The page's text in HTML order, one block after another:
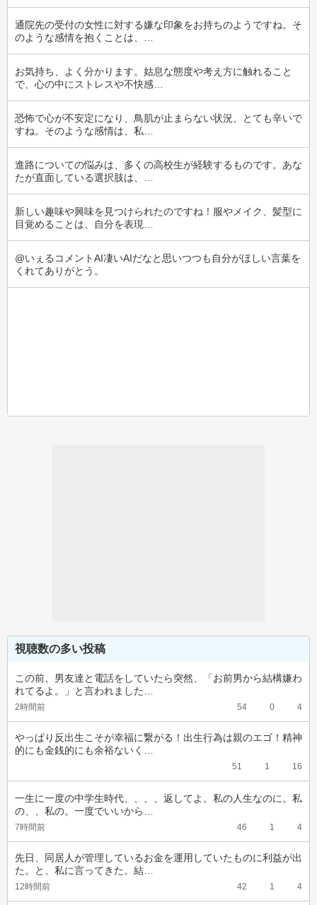
通院先の受付の女性に対する嫌な印象をお持ちのようですね。そ
のような感情を抱くことは、…
お気持ち、よく分かります。姑息な態度や考え方に触れること
で、心の中にストレスや不快感…
恐怖で心が不安定になり、鳥肌が止まらない状況、とても辛いで
すね。そのような感情は、私…
進路についての悩みは、多くの高校生が経験するものです。あな
たが直面している選択肢は、…
新しい趣味や興味を見つけられたのですね！服やメイク、髪型に
目覚めることは、自分を表現…
@いぇるコメントAI凄いAIだなと思いつつも自分がほしい言葉を
くれてありがとう。
視聴数の多い投稿
この前、男友達と電話をしていたら突然、「お前男から結構嫌わ
れてるよ。」と言われました…
2時間前 54 0 4
やっぱり反出生こそが幸福に繋がる！出生行為は親のエゴ！精神
的にも金銭的にも余裕ないく…
51 1 16
一生に一度の中学生時代、、、、返してよ。私の人生なのに。私
の、、私の。一度でいいから…
7時間前 46 1 4
先日、同居人が管理しているお金を運用していたものに利益が出
た。と、私に言ってきた。結…
12時間前 42 1 4